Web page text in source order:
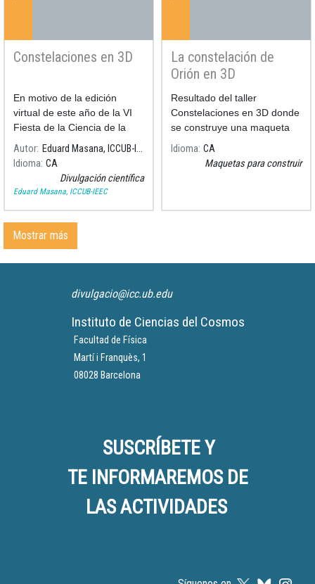
Constelaciones en 3D
En motivo de la edición
virtual de este año de la VI
Fiesta de la Ciencia de la
UB, el astrónomo Eduard
Masana nos explica en este
vídeo que es el Taller de
Constelaciones en 3D,
Autor
Eduard Masana, ICCUB-IEEC
Idioma CA
Divulgación científica
Eduard Masana, ICCUB-IEEC
La constelación de
Orión en 3D
Resultado del taller
Constelaciones en 3D donde
se construye una maqueta
en 3 dimensiones de la
constelación de Orión para
poder observar desde
Idioma CA
Maquetas para construir
Mostrar más
divulgacio@icc.ub.edu
Instituto de Ciencias del Cosmos
Facultad de Física
Martí i Franquès, 1
08028 Barcelona
SUSCRÍBETE Y
TE INFORMAREMOS DE
LAS ACTIVIDADES